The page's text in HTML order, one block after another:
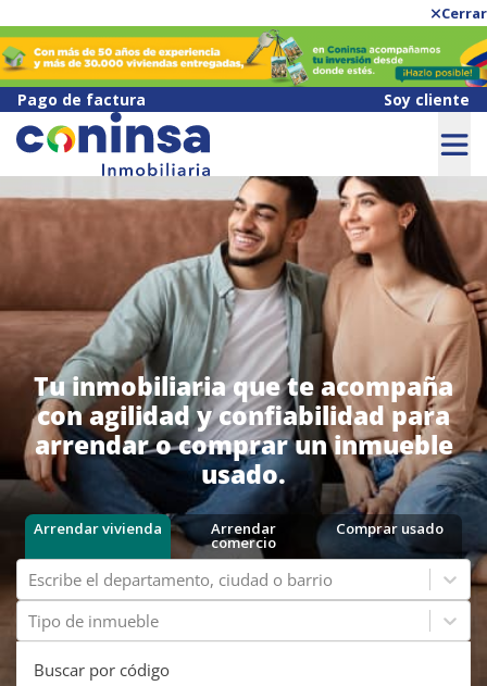
Cerrar
Pago de factura Soy cliente
Tu inmobiliaria que te acompaña
con agilidad y confiabilidad para
arrendar o comprar un inmueble
usado.
Arrendar vivienda Arrendar
comercio
Comprar usado
Escribe el departamento, ciudad o barrio
Tipo de inmueble
Buscar por código